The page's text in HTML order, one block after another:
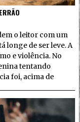
o leitor com um
longe de ser leve. A
e violência. No
tentando
foi, acima de